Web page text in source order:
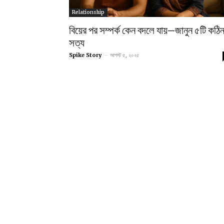
Relationship
বিয়ের পর সম্পর্ক কেন বদলে যায়—জানুন ৫টি কঠিন
সত্য
Spike Story - আগস্ট ৫, ২০২৫